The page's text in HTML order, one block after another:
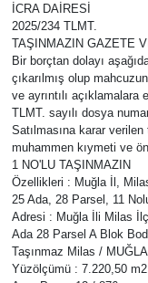
İCRA DAİRESİ
2025/234 TLMT.
TAŞINMAZIN GAZETE
Bir borçtan dolayı
çıkarılmış olup
ve ayrıntılı
TLMT. sayılı dosya
Satılmasına karar
muhammen kıymeti ve
1 NO'LU TAŞINMAZIN
Özellikleri : Muğla İl,
25 Ada, 28 Parsel, 11
Adresi : Muğla İli Milas
Ada 28 Parsel A Blok
Taşınmaz Milas / MUĞLA
Yüzölçümü : 7.220,50 m2
Haber Arşivi